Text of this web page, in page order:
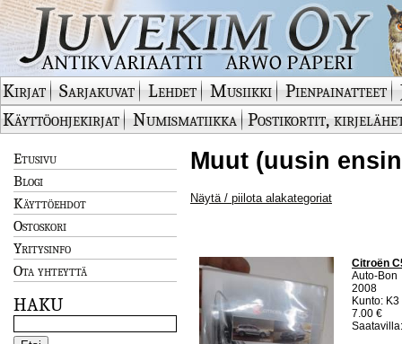
Kirjat Sarjakuvat Lehdet Musiikki Pienpainatteet
Käyttöohjekirjat
Numismatiikka Postikortit,
Etusivu
Blogi
Käyttöehdot
Ostoskori
Yritysinfo
Ota yhteyttä
HAKU
Muut (uusin
Näytä / piilota alakategoriat
Citroën
Auto-Bon
2008
Kunto:
7.00 €